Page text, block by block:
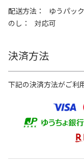
配送方法
ゆうパック
のし
対応可
決済方法
下記の決済方法がご利